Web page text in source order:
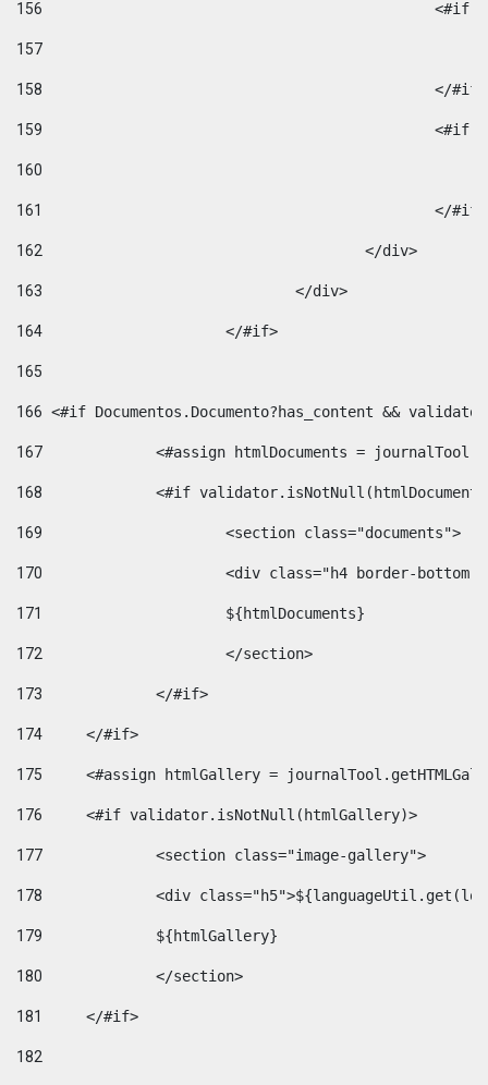
156
157
158
</
159
160
161
</
162
					</div>
163
				</div>
164
			</#if>
165
166 <#if Documentos.Documento?has_content &&
167
<#assign htmlDocuments =
168
<#if
169
			<section class="documents">
170
<div class="h4 border-
171
			${htmlDocuments}
172
			</section>
173
		</#if>
174
	</#if>
175
<#assign htmlGallery =
176
	<#if validator.isNotNull(htmlGallery)>
177
		<section class="image-gallery">
178
<div
179
		${htmlGallery}
180
		</section>
181
	</#if>
182